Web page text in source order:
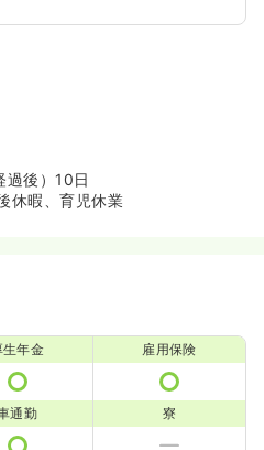
後）10日
休暇、育児休業
生年金 雇用保険
通勤 寮